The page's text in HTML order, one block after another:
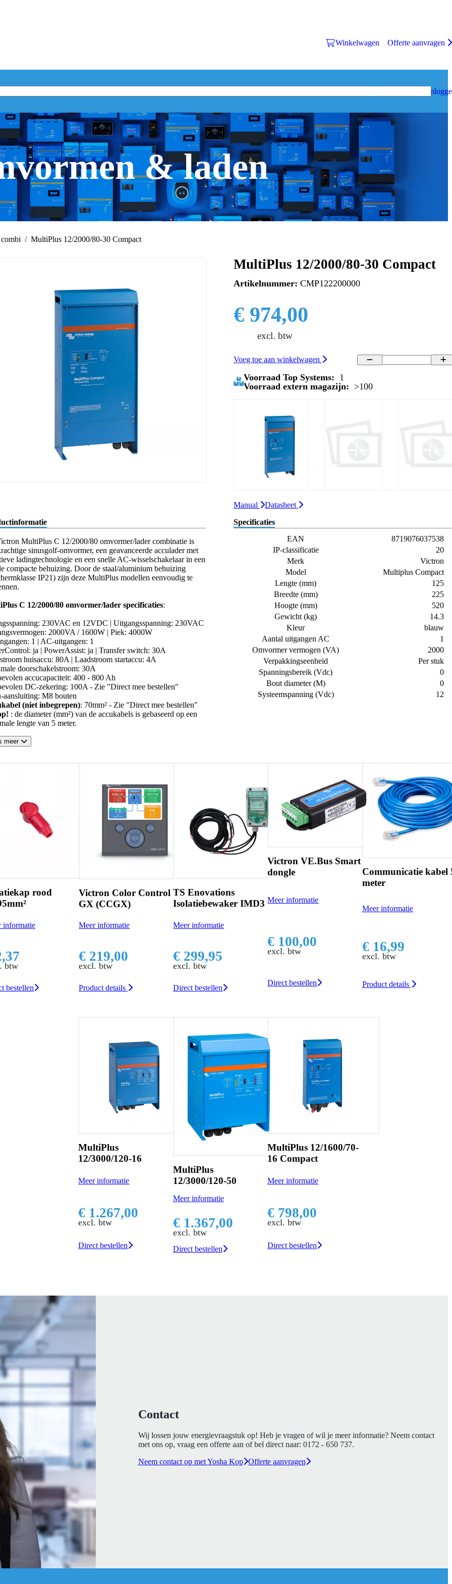
Winkelwagen Offerte aanvragen
& laden
MultiPlus 12/2000/80-30 Compact
MultiPlus 12/2000/80-30 Compact
Artikelnummer: CMP122200000
€ 974,00
excl. btw
Voeg toe aan winkelwagen
Voorraad Top Systems: 1
Voorraad extern magazijn: >100
Manual
Datasheet
MultiPlus C 12/2000/80 omvormer/lader combinatie is
sinusgolf-omvormer, een geavanceerde acculader met
ladingtechnologie en een snelle AC-wisselschakelaar in een
compacte behuizing. Door de staal/aluminium behuizing
IP21) zijn deze MultiPlus modellen eenvoudig te
C 12/2000/80 omvormer/lader specificaties:
230VAC en 12VDC | Uitgangsspanning: 230VAC
2000VA / 1600W | Piek: 4000W
1 | AC-uitgangen: 1
ja | PowerAssist: ja | Transfer switch: 30A
huisaccu: 80A | Laadstroom startaccu: 4A
doorschakelstroom: 30A
accucapaciteit: 400 - 800 Ah
DC-zekering: 100A - Zie "Direct mee bestellen"
aansluiting: M8 bouten
(niet inbegrepen): 70mm² - Zie "Direct mee bestellen"
: de diameter (mm²) van de accukabels is gebaseerd op een
lengte van 5 meter.
meer
Specificaties
EAN
8719076037538
IP-classificatie
20
Merk
Victron
Model
Multiplus Compact
Lengte (mm)
125
Breedte (mm)
225
Hoogte (mm)
520
Gewicht (kg)
14.3
Kleur
blauw
Aantal uitgangen AC
1
Omvormer vermogen (VA)
2000
Verpakkingseenheid
Per stuk
Spanningsbereik (Vdc)
0
Bout diameter (M)
0
Systeemspanning (Vdc)
12
Color Control
informatie
btw
details
TS Enovations
Isolatiebewaker IMD3
Meer informatie
€ 299,95
excl. btw
Direct bestellen
Meer informatie
excl. btw
Communicatie kabel 5
€ 16,99
excl. btw
Product details
Victron Batterij
Smart zwart
€ 152,00
Direct bestellen
MultiPlus
12/3000/120-16
Meer informatie
€ 1.267,00
excl. btw
Direct bestellen
MultiPlus
12/3000/120-50
Meer informatie
€ 1.367,00
excl. btw
Direct bestellen
MultiPlus 12/1600/70-
16 Compact
Meer informatie
€ 798,00
excl. btw
Direct bestellen
Contact
Wij lossen jouw energievraagstuk op! Heb je vragen of wil je meer informatie? Neem contact
met ons op, vraag een offerte aan of bel direct naar: 0172 - 650 737.
Neem contact op met Yosha Kop Offerte aanvragen